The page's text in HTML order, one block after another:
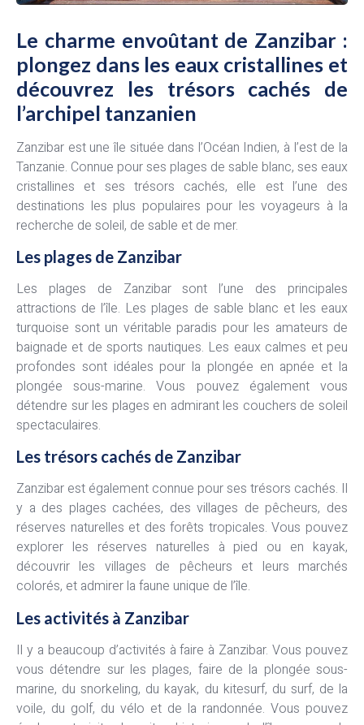
Le charme envoûtant de Zanzibar :
plongez dans les eaux cristallines et
découvrez les trésors cachés de
l’archipel tanzanien
Zanzibar est une île située dans l’Océan Indien, à l’est de la
Tanzanie. Connue pour ses plages de sable blanc, ses eaux
cristallines et ses trésors cachés, elle est l’une des
destinations les plus populaires pour les voyageurs à la
recherche de soleil, de sable et de mer.
Les plages de Zanzibar
Les plages de Zanzibar sont l’une des principales
attractions de l’île. Les plages de sable blanc et les eaux
turquoise sont un véritable paradis pour les amateurs de
baignade et de sports nautiques. Les eaux calmes et peu
profondes sont idéales pour la plongée en apnée et la
plongée sous-marine. Vous pouvez également vous
détendre sur les plages en admirant les couchers de soleil
spectaculaires.
Les trésors cachés de Zanzibar
Zanzibar est également connue pour ses trésors cachés. Il
y a des plages cachées, des villages de pêcheurs, des
réserves naturelles et des forêts tropicales. Vous pouvez
explorer les réserves naturelles à pied ou en kayak,
découvrir les villages de pêcheurs et leurs marchés
colorés, et admirer la faune unique de l’île.
Les activités à Zanzibar
Il y a beaucoup d’activités à faire à Zanzibar. Vous pouvez
vous détendre sur les plages, faire de la plongée sous-
marine, du snorkeling, du kayak, du kitesurf, du surf, de la
voile, du golf, du vélo et de la randonnée. Vous pouvez